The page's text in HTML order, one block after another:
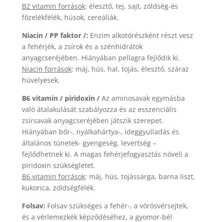
B2 vitamin források: élesztő, tej, sajt, zöldség-és
főzelékfélék, húsok, cereáliák.
Niacin / PP faktor /: Enzim alkotórészként részt vesz
a fehérjék, a zsírok és a szénhidrátok
anyagcseréjében. Hiányában pellagra fejlődik ki.
Niacin források: máj, hús, hal, tojás, élesztő, száraz
hüvelyesek.
B6 vitamin / piridoxin /Az aminosavak egymásba
való átalakulását szabályozza és az esszenciális
zsírsavak anyagcseréjében játszik szerepet.
Hiányában bőr-, nyálkahártya-, ideggyulladás és
általános tünetek- gyengeség, levertség –
fejlődhetnek ki. A magas fehérjefogyasztás növeli a
piridoxin szükségletet.
B6 vitamin források: máj, hús, tojássárga, barna liszt,
kukorica, zöldségfélék.
Folsav: Folsav szükséges a fehér-, a vörösvérsejtek,
és a vérlemezkék képződéséhez, a gyomor-bél